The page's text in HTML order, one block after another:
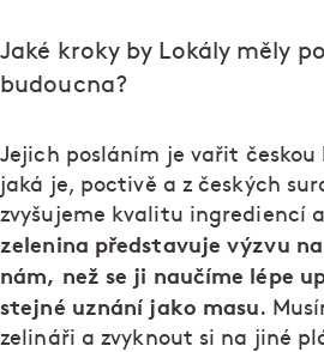
Jaké kroky by Lokály měly
budoucna?
Jejich posláním je vařit českou
jaká je, poctivě a z českých
zvyšujeme kvalitu ingrediencí
zelenina představuje výzvu
nám, než se ji naučíme lépe
stejné uznání jako masu.
zelináři a zvyknout si na jiné